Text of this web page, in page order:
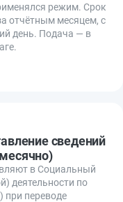
режим. Срок
отчётным месяцем, с
день. Подача — в
сведений
в Социальный
деятельности по
при переводе